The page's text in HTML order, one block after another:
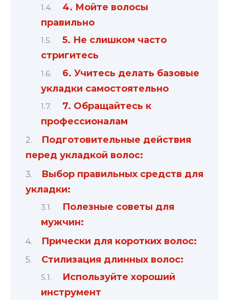
4. Мойте волосы
правильно
5. Не слишком часто
стригитесь
6. Учитесь делать базовые
укладки самостоятельно
7. Обращайтесь к
профессионалам
Подготовительные действия
перед укладкой волос:
Выбор правильных средств для
укладки:
Полезные советы для
мужчин:
Прически для коротких волос:
Стилизация длинных волос:
Используйте хороший
инструмент